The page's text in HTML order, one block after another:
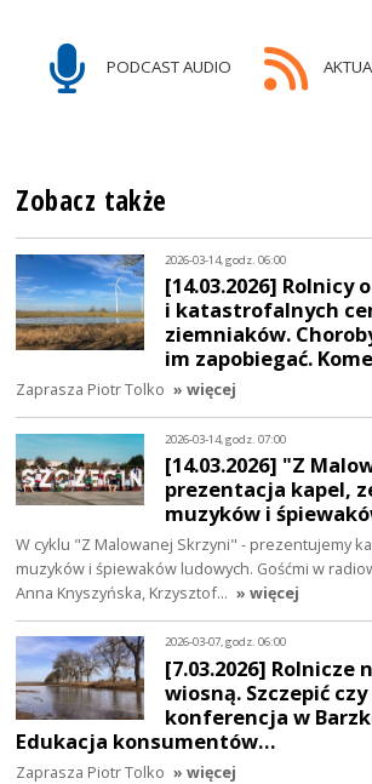
PODCAST AUDIO
Zobacz także
2026-03-14, godz. 06:00
[14.03.2026] Rolnicy
i katastrofalnych
ziemniaków.
im zapobiegać.
Zaprasza Piotr Tolko » więcej
2026-03-14, godz. 07:00
[14.03.2026] "Z
prezentacja kapel,
muzyków i
W cyklu "Z Malowanej Skrzyni" - prezentujemy
muzyków i śpiewaków ludowych. Gośćmi w
Anna Knyszyńska, Krzysztof… » więcej
2026-03-07, godz. 06:00
[7.03.2026] Rolnicze
wiosną. Szczepić
konferencja w
Edukacja konsumentów…
Zaprasza Piotr Tolko » więcej